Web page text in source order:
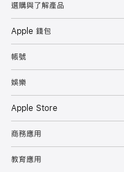
選購與了解產品
Apple 錢包
帳號
娛樂
Apple Store
商務應用
教育應用